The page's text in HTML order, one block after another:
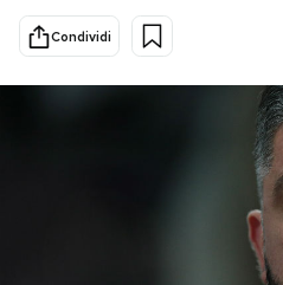
Sport
Condividi